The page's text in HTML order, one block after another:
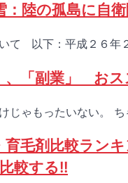
陸の孤島に自
て 以下：平成２６年
、「副業」 おス
じゃもったいない。
毛剤比較ラン
較する!!